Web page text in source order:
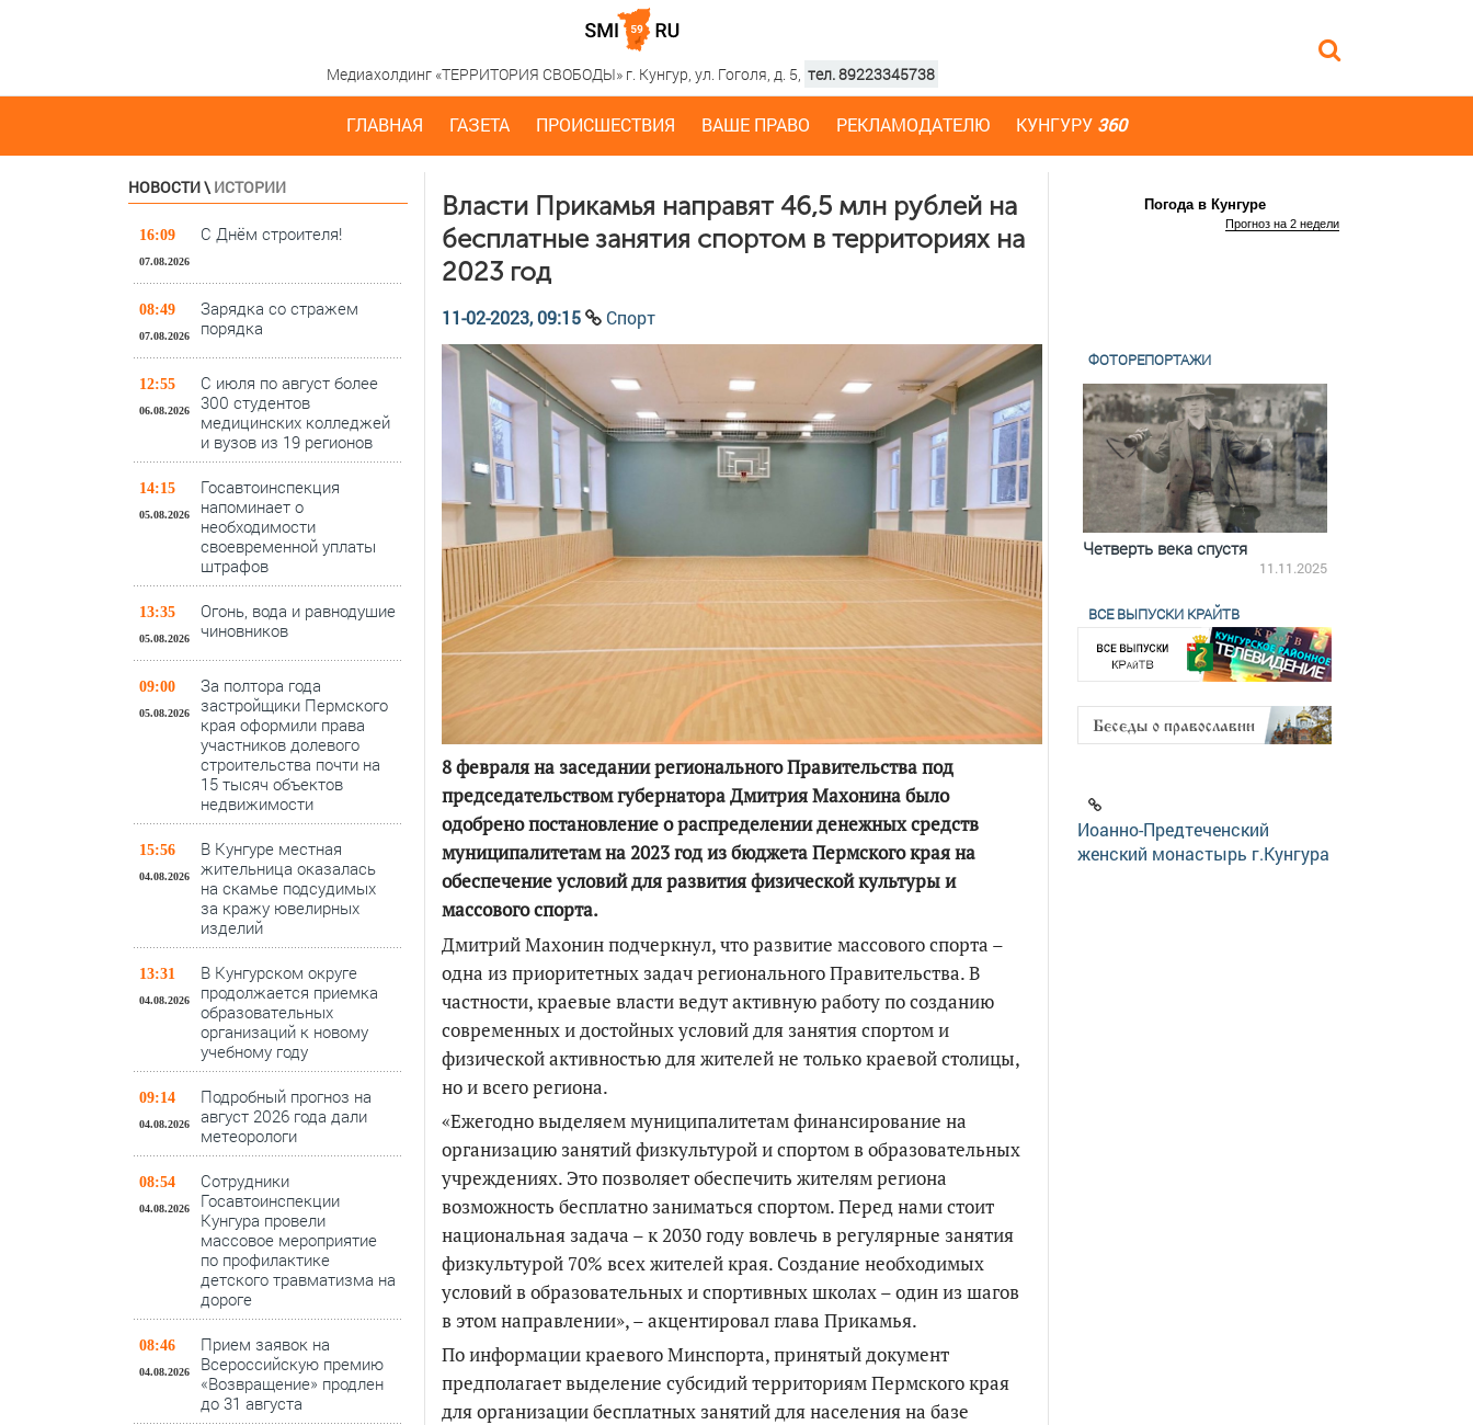
Медиахолдинг «ТЕРРИТОРИЯ СВОБОДЫ» г. Кунгур, ул. Гоголя, д. 5, тел. 89223345738
ГЛАВНАЯ ГАЗЕТА ПРОИСШЕСТВИЯ ВАШЕ ПРАВО РЕКЛАМОДАТЕЛЮ КУНГУРУ 360
НОВОСТИ\ ИСТОРИИ
16:09
07.08.2026
С Днём строителя!
08:49
07.08.2026
Зарядка со стражем
порядка
12:55
06.08.2026
С июля по август более
300 студентов
медицинских колледжей
и вузов из 19 регионов
14:15
05.08.2026
Госавтоинспекция
напоминает о
необходимости
своевременной уплаты
штрафов
13:35
05.08.2026
Огонь, вода и равнодушие
чиновников
09:00
05.08.2026
За полтора года
застройщики Пермского
края оформили права
участников долевого
строительства почти на
15 тысяч объектов
недвижимости
15:56
04.08.2026
В Кунгуре местная
жительница оказалась
на скамье подсудимых
за кражу ювелирных
изделий
13:31
04.08.2026
В Кунгурском округе
продолжается приемка
образовательных
организаций к новому
учебному году
09:14
04.08.2026
Подробный прогноз на
август 2026 года дали
метеорологи
08:54
04.08.2026
Сотрудники
Госавтоинспекции
Кунгура провели
массовое мероприятие
по профилактике
детского травматизма на
дороге
08:46
04.08.2026
Прием заявок на
Всероссийскую премию
«Возвращение» продлен
до 31 августа
Власти Прикамья направят 46,5 млн рублей на
бесплатные занятия спортом в территориях на
2023 год
11-02-2023, 09:15 Спорт
8 февраля на заседании регионального Правительства под
председательством губернатора Дмитрия Махонина было
одобрено постановление о распределении денежных средств
муниципалитетам на 2023 год из бюджета Пермского края на
обеспечение условий для развития физической культуры и
массового спорта.
Дмитрий Махонин подчеркнул, что развитие массового спорта –
одна из приоритетных задач регионального Правительства. В
частности, краевые власти ведут активную работу по созданию
современных и достойных условий для занятия спортом и
физической активностью для жителей не только краевой столицы,
но и всего региона.
«Ежегодно выделяем муниципалитетам финансирование на
организацию занятий физкультурой и спортом в образовательных
учреждениях. Это позволяет обеспечить жителям региона
возможность бесплатно заниматься спортом. Перед нами стоит
национальная задача – к 2030 году вовлечь в регулярные занятия
физкультурой 70% всех жителей края. Создание необходимых
условий в образовательных и спортивных школах – один из шагов
в этом направлении», – акцентировал глава Прикамья.
По информации краевого Минспорта, принятый документ
предполагает выделение субсидий территориям Пермского края
для организации бесплатных занятий для населения на базе
Погода в Кунгуре
Прогноз на 2 недели
ФОТОРЕПОРТАЖИ
По итогам первой пятилетки
18.12.2025
Четверть века спустя
11.11.2025
ВСЕ ВЫПУСКИ КРАЙТВ
Иоанно-Предтеченский
женский монастырь г.Кунгура